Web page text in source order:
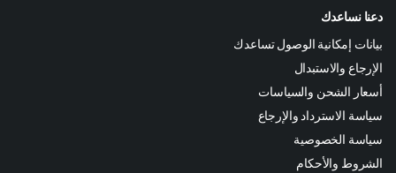
دعنا نساعدك
بيانات إمكانية الوصول تساعدك
الإرجاع والاستبدال
أسعار الشحن والسياسات
سياسة الاسترداد والإرجاع
سياسة الخصوصية
الشروط والأحكام